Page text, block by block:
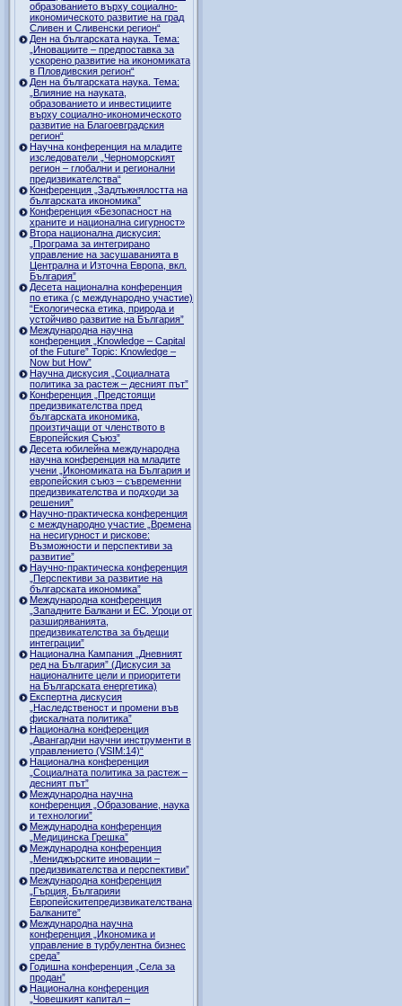
образованието върху социално-
икономическото развитие на град
Сливен и Сливенски регион“
Ден на българската наука. Тема:
„Иновациите – предпоставка за
ускорено развитие на икономиката
в Пловдивския регион“
Ден на българската наука. Тема:
„Влияние на науката,
образованието и инвестициите
върху социално-икономическото
развитие на Благоевградския
регион“
Научна конференция на младите
изследователи „Черноморският
регион – глобални и регионални
предизвикателства“
Конференция „Задлъжнялостта на
българската икономика”
Конференция «Безопасност на
храните и национална сигурност»
Втора национална дискусия:
„Програма за интегрирано
управление на засушаванията в
Централна и Източна Европа, вкл.
България”
Десета национална конференция
по етика (с международно участие)
“Екологическа етика, природа и
устойчиво развитие на България”
Международна научна
конференция „Knowledge – Capital
of the Future” Topic: Knowledge –
Now but How”
Научна дискусия „Социалната
политика за растеж – десният път”
Конференция „Предстоящи
предизвикателства пред
българската икономика,
произтичащи от членството в
Европейския Съюз”
Десета юбилейна международна
научна конференция на младите
учени „Икономиката на България и
европейския съюз – съвременни
предизвикателства и подходи за
решения”
Научно-практическа конференция
с международно участие „Времена
на несигурност и рискове:
Възможности и перспективи за
развитие”
Научно-практическа конференция
„Перспективи за развитие на
българската икономика”
Международна конференция
„Западните Балкани и ЕС. Уроци от
разширяванията,
предизвикателства за бъдещи
интеграции”
Национална Кампания „Дневният
ред на България” (Дискусия за
националните цели и приоритети
на Българската енергетика)
Експертна дискусия
„Наследственост и промени във
фискалната политика”
Национална конференция
„Авангардни научни инструменти в
управлението (VSIM:14)“
Национална конференция
„Социалната политика за растеж –
десният път”
Международна научна
конференция „Образование, наука
и технологии”
Международна конференция
„Медицинска Грешка”
Международна конференция
„Мениджърските иновации –
предизвикателства и перспективи”
Международна конференция
„Гърция, Българияи
Европейскитепредизвикателствана
Балканите”
Международна научна
конференция „Икономика и
управление в турбулентна бизнес
среда”
Годишна конференция „Селa за
продан”
Национална конференция
„Човешкият капитал –